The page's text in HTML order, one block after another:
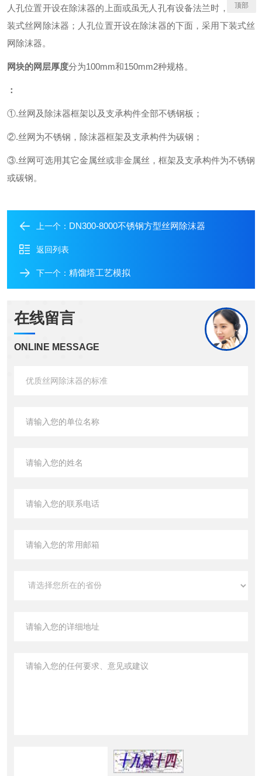
人孔位置开设在除沫器的上面或虽无人孔有设备法兰时，选用上
装式丝网除沫器；人孔位置开设在除沫器的下面，采用下装式丝
网除沫器。
网块的网层厚度分为100mm和150mm2种规格。
：
①.丝网及除沫器框架以及支承构件全部不锈钢板；
②.丝网为不锈钢，除沫器框架及支承构件为碳钢；
③.丝网可选用其它金属丝或非金属丝，框架及支承构件为不锈钢
或碳钢。
上一个： DN300-8000不锈钢方型丝网除沫器
返回列表
下一个： 精馏塔工艺模拟
在线留言
ONLINE MESSAGE
顶部